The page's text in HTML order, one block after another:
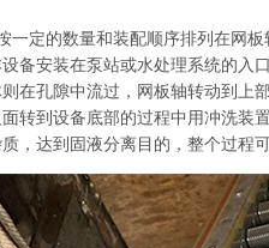
一定的数量和装配顺序排列在网
备安装在泵站或水处理系统的入
在孔隙中流过，网板轴转动到上
转到设备底部的过程中用冲洗装
，达到固液分离目的，整个过程